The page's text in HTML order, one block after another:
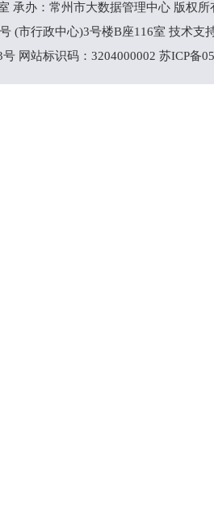
承办：常州市大数据管理中心 版权
(市行政中心)3号楼B座116室 技术支
号 网站标识码：3204000002 苏ICP备